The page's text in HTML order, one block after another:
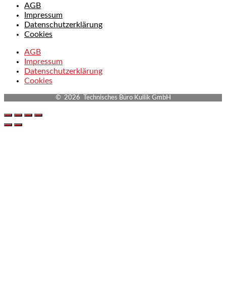
AGB
Impressum
Datenschutzerklärung
Cookies
AGB
Impressum
Datenschutzerklärung
Cookies
© 2026 Technisches Büro Kullik GmbH